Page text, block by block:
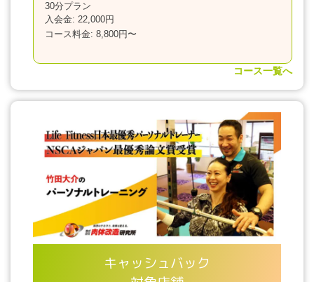
30分プラン
入会金: 22,000円
コース料金: 8,800円〜
コース一覧へ
キャッシュバック